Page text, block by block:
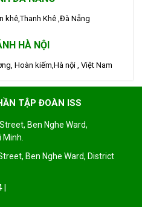
khê,Thanh Khê ,Đà Nẵng
HÀ NỘI
Hoàn kiếm,Hà nội , Việt Nam
TẬP ĐOÀN ISS
Ben Nghe Ward,
Minh.
Ben Nghe Ward, District